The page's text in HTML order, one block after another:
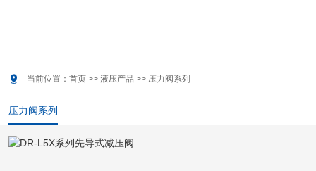
压力阀系列
 当前位置： 首页 >> 液压产品 >> 压力阀系列